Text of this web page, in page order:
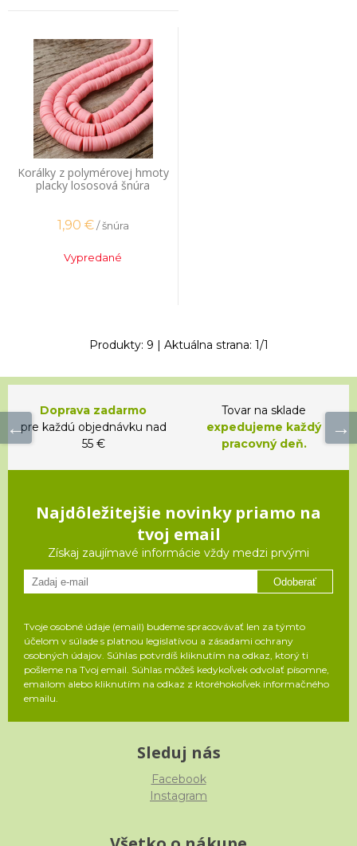
Korálky z polymérovej hmoty
placky lososová šnúra
1,90 € / šnúra
Vypredané
Produkty: 9 | Aktuálna strana: 1/1
Doprava zadarmo
pre každú objednávku nad
55 €
Tovar na sklade
expedujeme každý
pracovný deň.
Najdôležitejšie novinky priamo na
tvoj email
Získaj zaujímavé informácie vždy medzi prvými
Odoberať
Tvoje osobné údaje (email) budeme spracovávať len za týmto
účelom v súlade s platnou legislatívou a zásadami ochrany
osobných údajov. Súhlas potvrdíš kliknutím na odkaz, ktorý ti
pošleme na Tvoj email. Súhlas môžeš kedykoľvek odvolať písomne,
emailom alebo kliknutím na odkaz z ktoréhokoľvek informačného
emailu.
Sleduj nás
Facebook
Instagram